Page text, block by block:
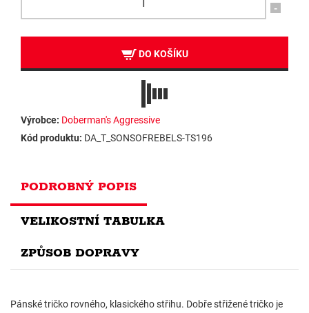
-
DO KOŠÍKU
Výrobce: Doberman's Aggressive
Kód produktu: DA_T_SONSOFREBELS-TS196
PODROBNÝ POPIS
VELIKOSTNÍ TABULKA
ZPŮSOB DOPRAVY
Pánské tričko rovného, klasického střihu. Dobře střižené tričko je